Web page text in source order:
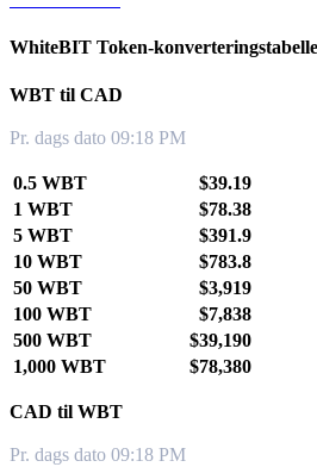
WhiteBIT Token-
WBT til CAD
Pr. dags dato 09:18 PM
0.5 WBT
$39.19
1 WBT
$78.38
5 WBT
$391.9
10 WBT
$783.8
50 WBT
$3,919
100 WBT
$7,838
500 WBT
$39,190
1,000 WBT
$78,380
CAD til WBT
Pr. dags dato 09:18 PM